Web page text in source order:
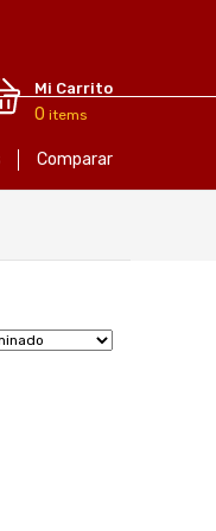
Mi Carrito
0 items
Comparar